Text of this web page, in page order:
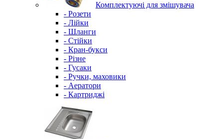
Комплектуючі для змішувача
- Розети
- Лійки
- Шланги
- Стійки
- Кран-букси
- Різне
- Гусаки
- Ручки, маховики
- Аератори
- Картриджі